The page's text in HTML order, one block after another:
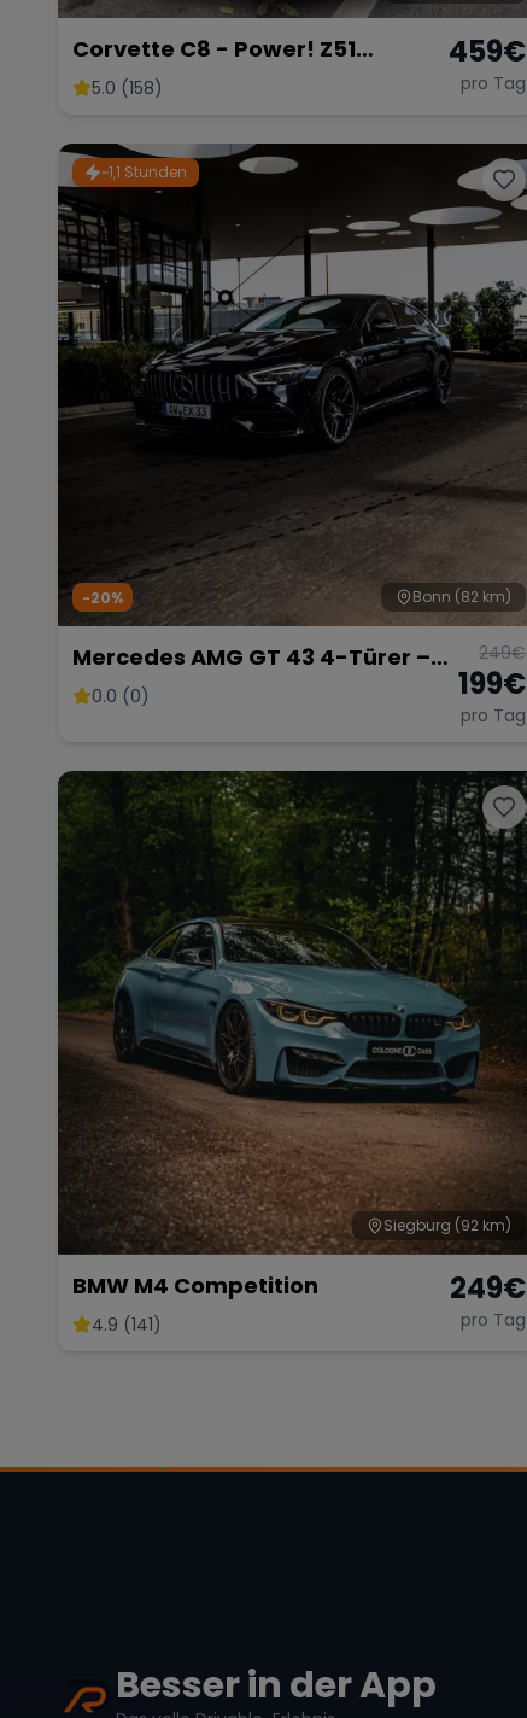
Corvette C8 - Power! Z51
DIAMANT
5.0 (158)
459€
pro Tag
~1,1 Stunden
Bonn (82 km)
-20%
Mercedes AMG GT 43 4-Türer –
Luxuriöse Sportlimousine
0.0 (0)
249€
199€
pro Tag
Siegburg (92 km)
BMW M4 Competition
4.9 (141)
249€
pro Tag
Besser in der App